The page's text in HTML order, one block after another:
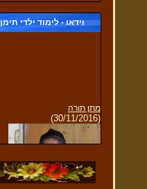
וידאו - לימוד ילדי תימן
(30/11/2016)